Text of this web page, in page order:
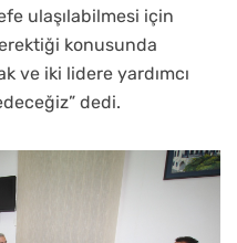
ulaşılabilmesi için
konusunda
ve iki lidere yardımcı
dedi.